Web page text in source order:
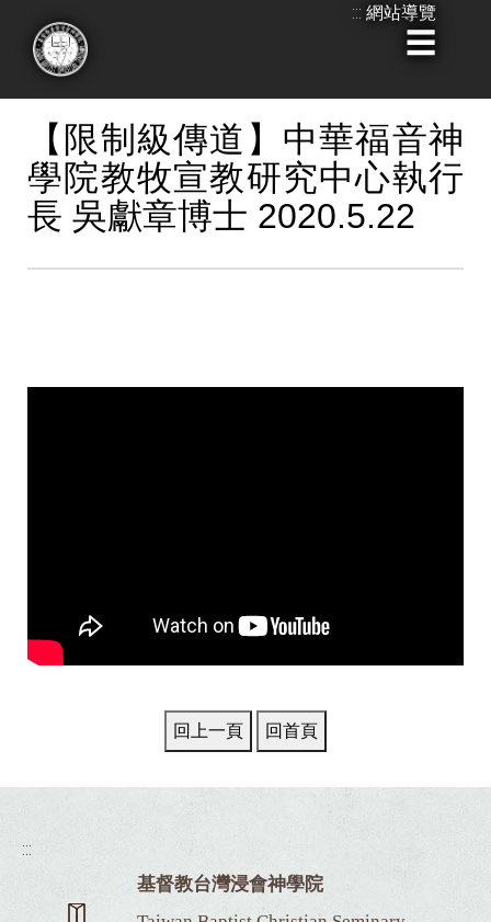
::: 網站導覽
【限制級傳道】中華福音神
學院教牧宣教研究中心執行
長 吳獻章博士 2020.5.22
:::
基督教台灣浸會神學院